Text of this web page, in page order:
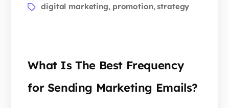
digital marketing, promotion,strategy
What Is The Best Frequency
for Sending Marketing Emails?